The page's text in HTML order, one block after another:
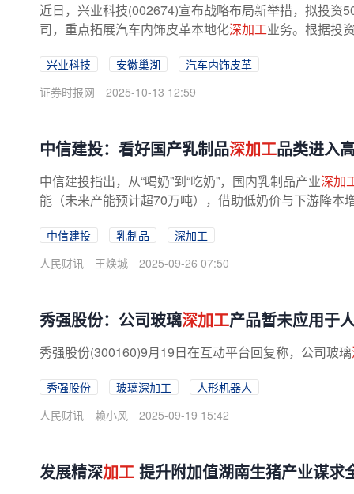
近日，兴业科技(002674)宣布战略布局新举措，拟投资
司，重点拓展汽车内饰皮革本地化深加工业务。根据投
兴业科技 安徽巢湖
汽车内饰皮革
证券时报网
2025-10-13 12:59
中信建投：看好国产乳制品深加工品类进入
中信建投指出，从“喝奶”到“吃奶”，国内乳制品产业深加
能（未来产能预计超70万吨），借助低奶价与下游降本
中信建投 乳制品
深加工
人民财讯
王焕城 2025-09-26 07:50
秀强股份：公司玻璃深加工产品暂未应用于
秀强股份(300160)9月19日在互动平台回复称，公司玻璃
秀强股份 玻璃深加工
人形机器人
人民财讯
赖小风 2025-09-19 15:42
发展精深加工 提升附加值湖南生猪产业谋求